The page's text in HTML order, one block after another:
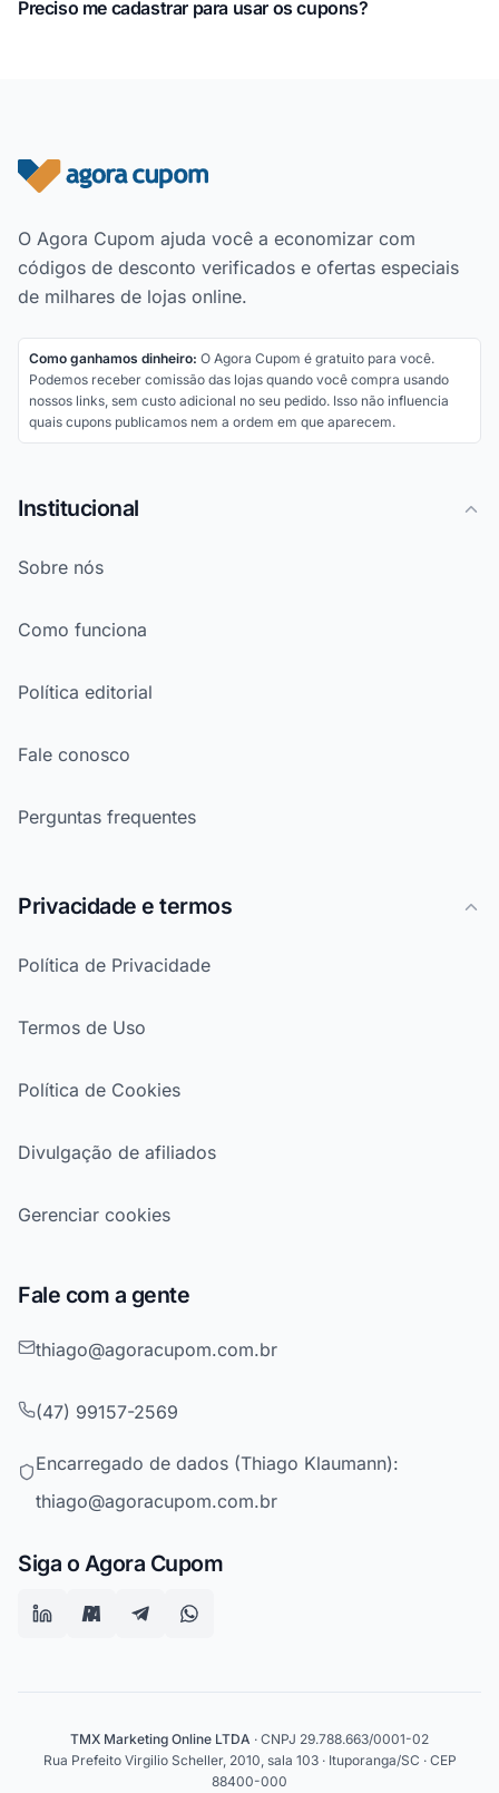
Preciso me cadastrar para usar os cupons?
Rodapé do site
O Agora Cupom ajuda você a economizar com
códigos de desconto verificados e ofertas especiais
de milhares de lojas online.
Como ganhamos dinheiro: O Agora Cupom é gratuito para você.
Podemos receber comissão das lojas quando você compra usando
nossos links, sem custo adicional no seu pedido. Isso não influencia
quais cupons publicamos nem a ordem em que aparecem.
Institucional
Sobre nós
Como funciona
Política editorial
Fale conosco
Perguntas frequentes
Privacidade e termos
Política de Privacidade
Termos de Uso
Política de Cookies
Divulgação de afiliados
Gerenciar cookies
Fale com a gente
thiago@agoracupom.com.br
(47) 99157-2569
Encarregado de dados (Thiago Klaumann):
thiago@agoracupom.com.br
Siga o Agora Cupom
TMX Marketing Online LTDA · CNPJ 29.788.663/0001-02
Rua Prefeito Virgilio Scheller, 2010, sala 103 · Ituporanga/SC · CEP
88400-000